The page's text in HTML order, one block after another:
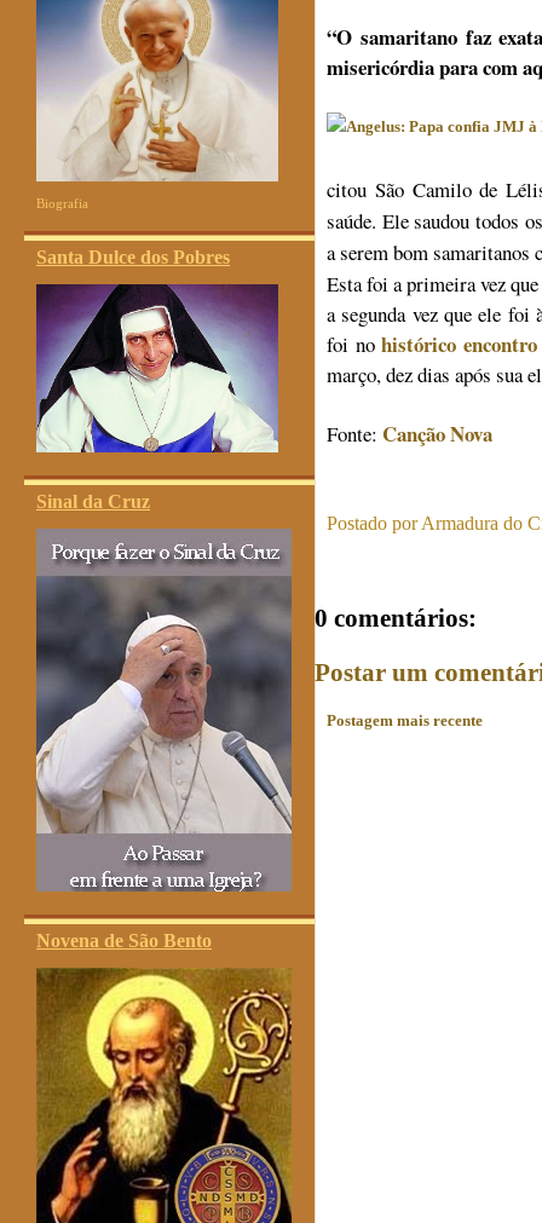
Biografia
Santa Dulce dos Pobres
Sinal da Cruz
Novena de São Bento
“O samaritano faz
misericórdia para com
citou São Camilo de
saúde. Ele saudou todos
a serem bom samaritanos
Esta foi a primeira vez
a segunda vez que ele
foi nohistórico
março, dez dias após sua
Fonte: Canção Nova
Postado porArmadura do
0 comentários:
Postar um
Postagem mais recente